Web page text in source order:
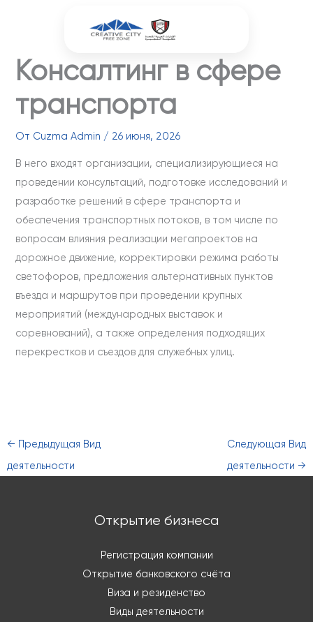
Консалтинг в сфере
транспорта
От Cuzma Admin / 26 июня, 2026
В него входят организации, специализирующиеся на
проведении консультаций, подготовке исследований и
разработке решений в сфере транспорта и
обеспечения транспортных потоков, в том числе по
вопросам влияния реализации мегапроектов на
дорожное движение, корректировки режима работы
светофоров, предложения альтернативных пунктов
въезда и маршрутов при проведении крупных
мероприятий (международных выставок и
соревнований), а также определения подходящих
перекрестков и съездов для служебных улиц.
← Предыдущая Вид
деятельности
Следующая Вид
деятельности→
Открытие бизнеса
Регистрация компании
Открытие банковского счёта
Виза и резиденство
Виды деятельности